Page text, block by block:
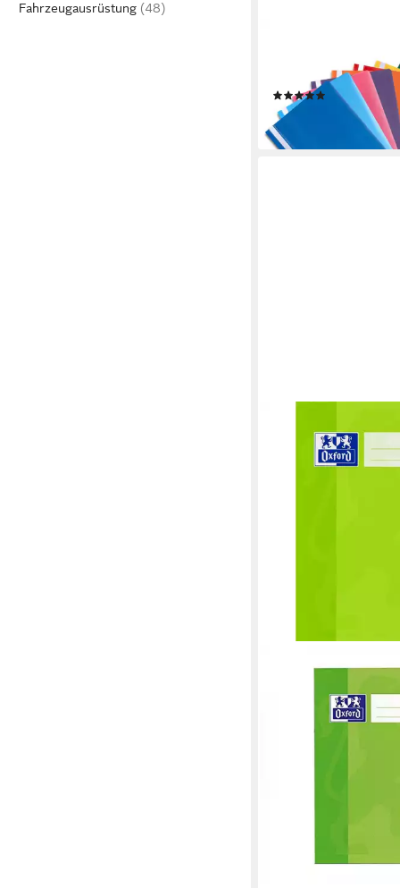
Fahrzeugausrüstung
PP, 10er Pack Farbmix
(1)
5,49 €
lieferbar - in 3-4
lieferbar - in 5-6